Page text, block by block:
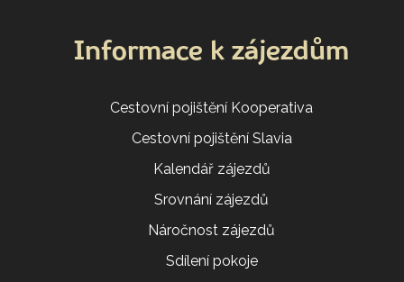
Informace k zájezdům
Cestovní pojištění Kooperativa
Cestovní pojištění Slavia
Kalendář zájezdů
Srovnání zájezdů
Náročnost zájezdů
Sdílení pokoje